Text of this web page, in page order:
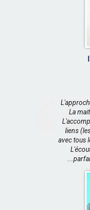
La
liens
avec tous